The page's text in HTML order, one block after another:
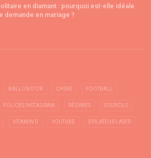
en diamant : pourquoi est-elle idéale
demande en mariage ?
BALLON D'OR CHINE FOOTBALL
POLICES INSTAGRAM RÉGIMES SOURCILS
VITAMIN D YOUTUBE ÉPILATEUR LASER